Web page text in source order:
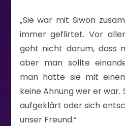
„Sie war mit Siwon
immer geflirtet. Vor
geht nicht darum, dass
aber man sollte
man hatte sie mit
keine Ahnung wer er war.
aufgeklärt oder sich
unser Freund.“